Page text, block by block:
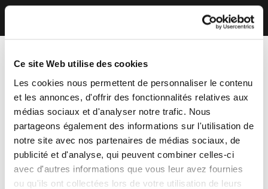
Ce site Web utilise des cookies
Les cookies nous permettent de personnaliser le contenu
et les annonces, d'offrir des fonctionnalités relatives aux
médias sociaux et d'analyser notre trafic. Nous
partageons également des informations sur l'utilisation de
notre site avec nos partenaires de médias sociaux, de
publicité et d'analyse, qui peuvent combiner celles-ci
avec d'autres informations que vous leur avez fournies
ou qu'ils ont collectées lors de votre utilisation de leurs